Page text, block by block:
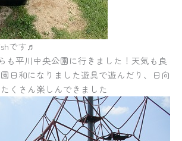
です♬
も平川中央公園に行きました！ 天気も良
日和になりました遊具で遊んだり、日向
くさん楽しんできました